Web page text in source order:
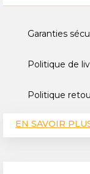
Garanties
Politique de
Politique
EN SAVOIR